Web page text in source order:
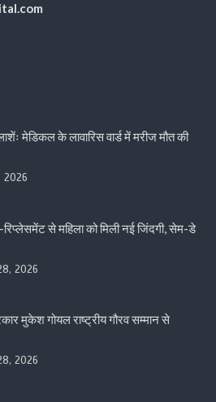
मेडिकल के लावारिस वार्ड में मरीज मौत की
2026
से महिला को मिली नई जिंदगी, सेम-डे
2026
मुकेश गोयल राष्ट्रीय गौरव सम्मान से
2026